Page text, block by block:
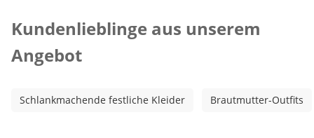
Kundenlieblinge aus unserem
Angebot
Schlankmachende festliche Kleider Brautmutter-Outfits